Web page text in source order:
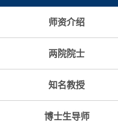
师资介绍
两院院士
知名教授
博士生导师